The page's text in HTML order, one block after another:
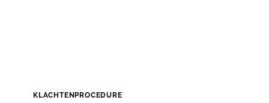
KLACHTENPROCEDURE